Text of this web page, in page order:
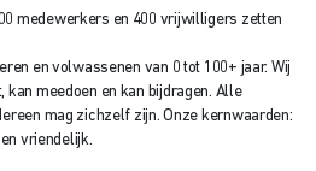
medewerkers en 400 vrijwilligers zetten
en volwassenen van 0 tot 100+ jaar. Wij
kan meedoen en kan bijdragen. Alle
mag zichzelf zijn. Onze kernwaarden:
vriendelijk.